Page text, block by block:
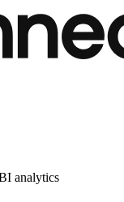
analytics